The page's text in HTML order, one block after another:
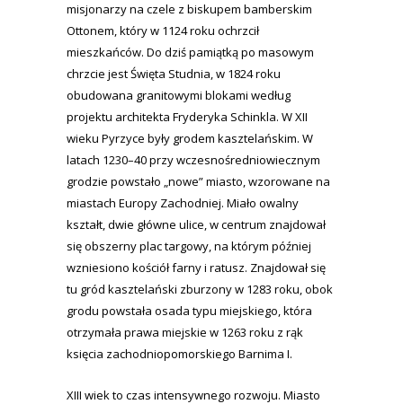
misjonarzy na czele z biskupem bamberskim
Ottonem, który w 1124 roku ochrzcił
mieszkańców. Do dziś pamiątką po masowym
chrzcie jest Święta Studnia, w 1824 roku
obudowana granitowymi blokami według
projektu architekta Fryderyka Schinkla. W XII
wieku Pyrzyce były grodem kasztelańskim. W
latach 1230–40 przy wczesnośredniowiecznym
grodzie powstało „nowe” miasto, wzorowane na
miastach Europy Zachodniej. Miało owalny
kształt, dwie główne ulice, w centrum znajdował
się obszerny plac targowy, na którym później
wzniesiono kościół farny i ratusz. Znajdował się
tu gród kasztelański zburzony w 1283 roku, obok
grodu powstała osada typu miejskiego, która
otrzymała prawa miejskie w 1263 roku z rąk
księcia zachodniopomorskiego Barnima I.
XIII wiek to czas intensywnego rozwoju. Miasto